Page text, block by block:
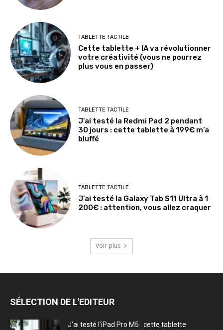
TABLETTE TACTILE
Cette tablette + IA va révolutionner
votre créativité (vous ne pourrez
plus vous en passer)
TABLETTE TACTILE
J’ai testé la Redmi Pad 2 pendant
30 jours : cette tablette à 199€ m’a
bluffé
TABLETTE TACTILE
J’ai testé la Galaxy Tab S11 Ultra à 1
200€ : attention, vous allez craquer
Voir plus
SÉLECTION DE L'EDITEUR
J’ai testé l’iPad Pro M5 : cette tablette